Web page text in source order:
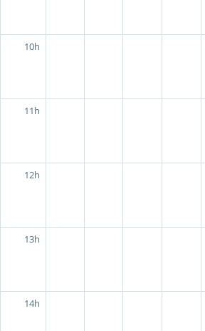
10h
11h
12h
13h
14h